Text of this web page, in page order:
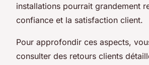
installations pourrait grandement
confiance et la satisfaction client.
Pour approfondir ces aspects,
consulter des retours clients